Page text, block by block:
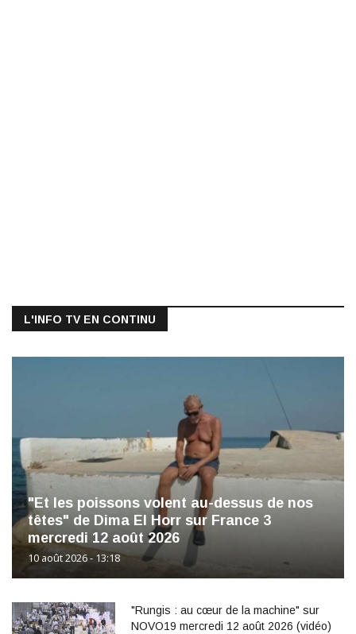
L'INFO TV EN CONTINU
"Et les poissons volent au-dessus de nos
têtes" de Dima El Horr sur France 3
mercredi 12 août 2026
10 août 2026 - 13:18
"Rungis : au cœur de la machine" sur
NOVO19 mercredi 12 août 2026 (vidéo)